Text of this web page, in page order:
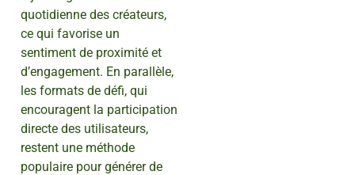
quotidienne des créateurs,
ce qui favorise un
sentiment de proximité et
d’engagement. En parallèle,
les formats de défi, qui
encouragent la participation
directe des utilisateurs,
restent une méthode
populaire pour générer de